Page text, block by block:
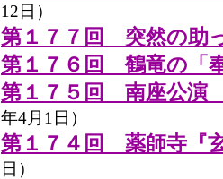
12日）
第１７７回 突然の助
第１７６回 鶴竜の「
第１７５回 南座公演
年4月1日）
第１７４回 薬師寺『
日）